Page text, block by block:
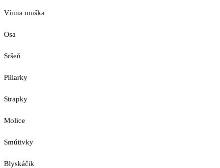
Vínna muška
Osa
Sršeň
Piliarky
Strapky
Molice
Smútivky
Blyskáčik